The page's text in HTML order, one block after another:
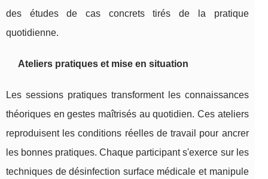
des études de cas concrets tirés de la pratique
quotidienne.
Ateliers pratiques et mise en situation
Les sessions pratiques transforment les connaissances
théoriques en gestes maîtrisés au quotidien. Ces ateliers
reproduisent les conditions réelles de travail pour ancrer
les bonnes pratiques. Chaque participant s'exerce sur les
techniques de désinfection surface médicale et manipule